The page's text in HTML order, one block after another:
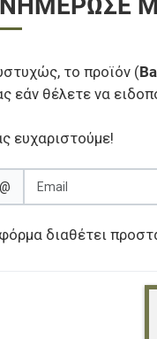
το προϊόν (
εάν θέλετε να
ευχαριστούμε!
@
διαθέτει